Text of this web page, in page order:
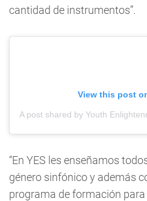
cantidad de instrumentos”.
View this post
A post shared by Youth
“En YES les enseñamos
género sinfónico y además
programa de formación